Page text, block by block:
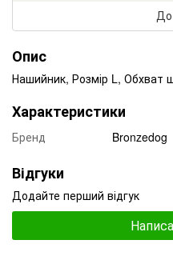
До
Опис
Нашийник, Розмір L, Обхват
Характеристики
Бренд Bronzedog
Відгуки
Додайте перший відгук